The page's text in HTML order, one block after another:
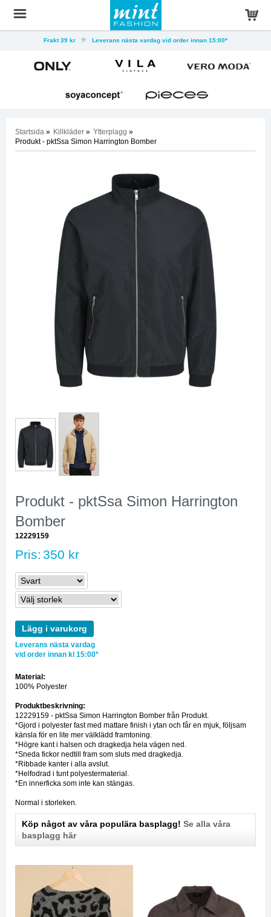
Frakt 39 kr Leverans nästa vardag vid order innan 15:00*
Startsida » Killkläder » Ytterplagg »
Produkt - pktSsa Simon Harrington Bomber
Produkt - pktSsa Simon Harrington
Bomber
12229159
Pris: 350 kr
Lägg i varukorg
Leverans nästa vardag
vid order innan kl 15:00*
Material:
100% Polyester
Produktbeskrivning:
12229159 - pktSsa Simon Harrington Bomber från Produkt.
*Gjord i polyester fast med mattare finish i ytan och får en mjuk, följsam
känsla för en lite mer välklädd framtoning.
*Högre kant i halsen och dragkedja hela vägen ned.
*Sneda fickor nedtill fram som sluts med dragkedja.
*Ribbade kanter i alla avslut.
*Helfodrad i tunt polyestermaterial.
*En innerficka som inte kan stängas.
Normal i storleken.
Köp något av våra populära basplagg! Se alla våra
basplagg här